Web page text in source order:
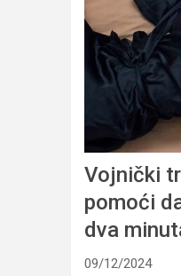
Vojnički
pomoći
dva
09/12/2024